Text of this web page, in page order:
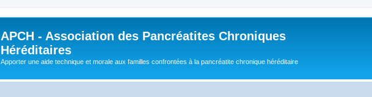
APCH - Association des Pancréatites Chroniques
Héréditaires
Apporter une aide technique et morale aux familles confrontées à la pancréatite chronique héréditaire